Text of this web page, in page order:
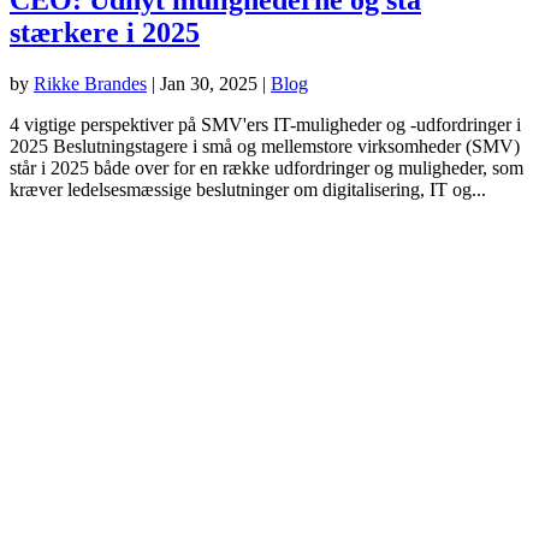
stærkere i 2025
by Rikke Brandes | Jan 30, 2025 | Blog
4 vigtige perspektiver på SMV'ers IT-muligheder og -udfordringer i
2025 Beslutningstagere i små og mellemstore virksomheder (SMV)
står i 2025 både over for en række udfordringer og muligheder, som
kræver ledelsesmæssige beslutninger om digitalisering, IT og...